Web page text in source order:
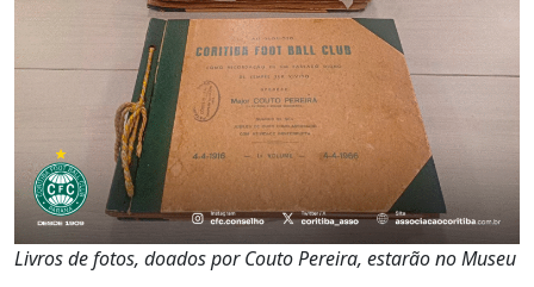
Livros de fotos, doados por Couto Pereira, estarão no Museu